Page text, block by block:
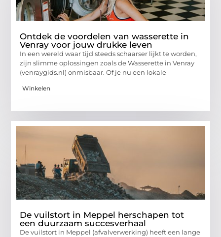
Ontdek de voordelen van wasserette in
Venray voor jouw drukke leven
In een wereld waar tijd steeds schaarser lijkt te worden,
zijn slimme oplossingen zoals de Wasserette in Venray
(venraygids.nl) onmisbaar. Of je nu een lokale
Winkelen
De vuilstort in Meppel herschapen tot
een duurzaam succesverhaal
De vuilstort in Meppel (afvalverwerking) heeft een lange